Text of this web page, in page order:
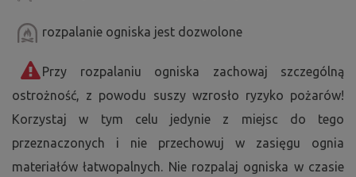
rozpalanie ogniska jest dozwolone
Przy rozpalaniu ogniska zachowaj szczególną
ostrożność, z powodu suszy wzrosło ryzyko pożarów!
Korzystaj w tym celu jedynie z miejsc do tego
przeznaczonych i nie przechowuj w zasięgu ognia
materiałów łatwopalnych. Nie rozpalaj ogniska w czasie